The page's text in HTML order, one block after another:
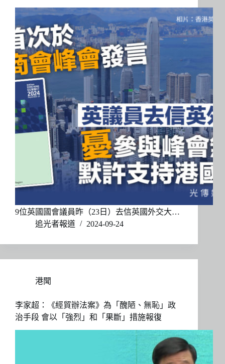
9位英國國會議員昨（23日）去信英國外交大…
追光者報道
2024-09-24
港聞
李家超：《經貿辦法案》為「醜陋、無恥」政
治手段 會以「強烈」和「果斷」措施報復